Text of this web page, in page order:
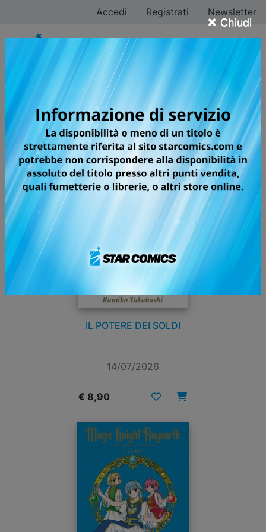
× Chiudi
Accedi Registrati Newsletter
Tutti i fumetti della
categoria Manga
IL POTERE DEI SOLDI
14/07/2026
€ 8,90